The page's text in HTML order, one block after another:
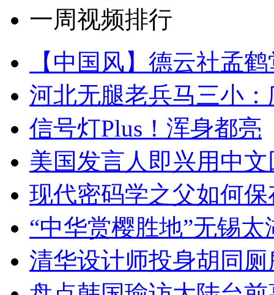
一周视频排行
【中国风】德云社孟
河北无腿老兵马三小
信号灯Plus！浑身都亮
美国发言人即兴用中
现代密码学之父如何
“中华赏樱胜地”无锡
清华设计师投身胡同